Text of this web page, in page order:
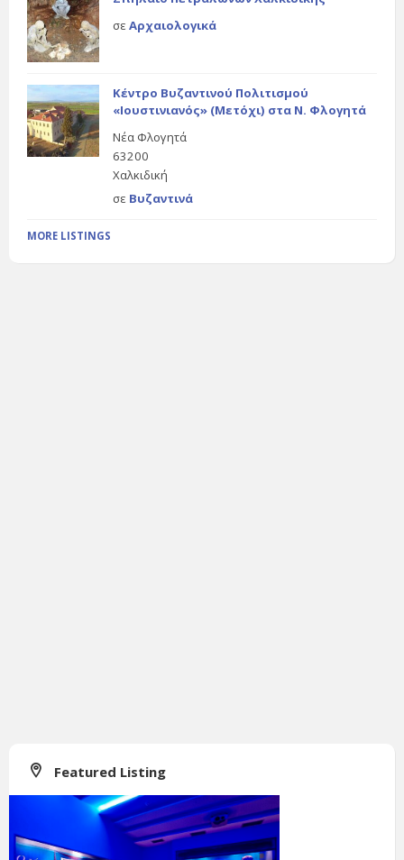
σε Αρχαιολογικά
Κέντρο Βυζαντινού Πολιτισμού
«Ιουστινιανός» (Μετόχι) στα Ν. Φλογητά
Νέα Φλογητά
63200
Χαλκιδική
σε Βυζαντινά
MORE LISTINGS
Featured Listing